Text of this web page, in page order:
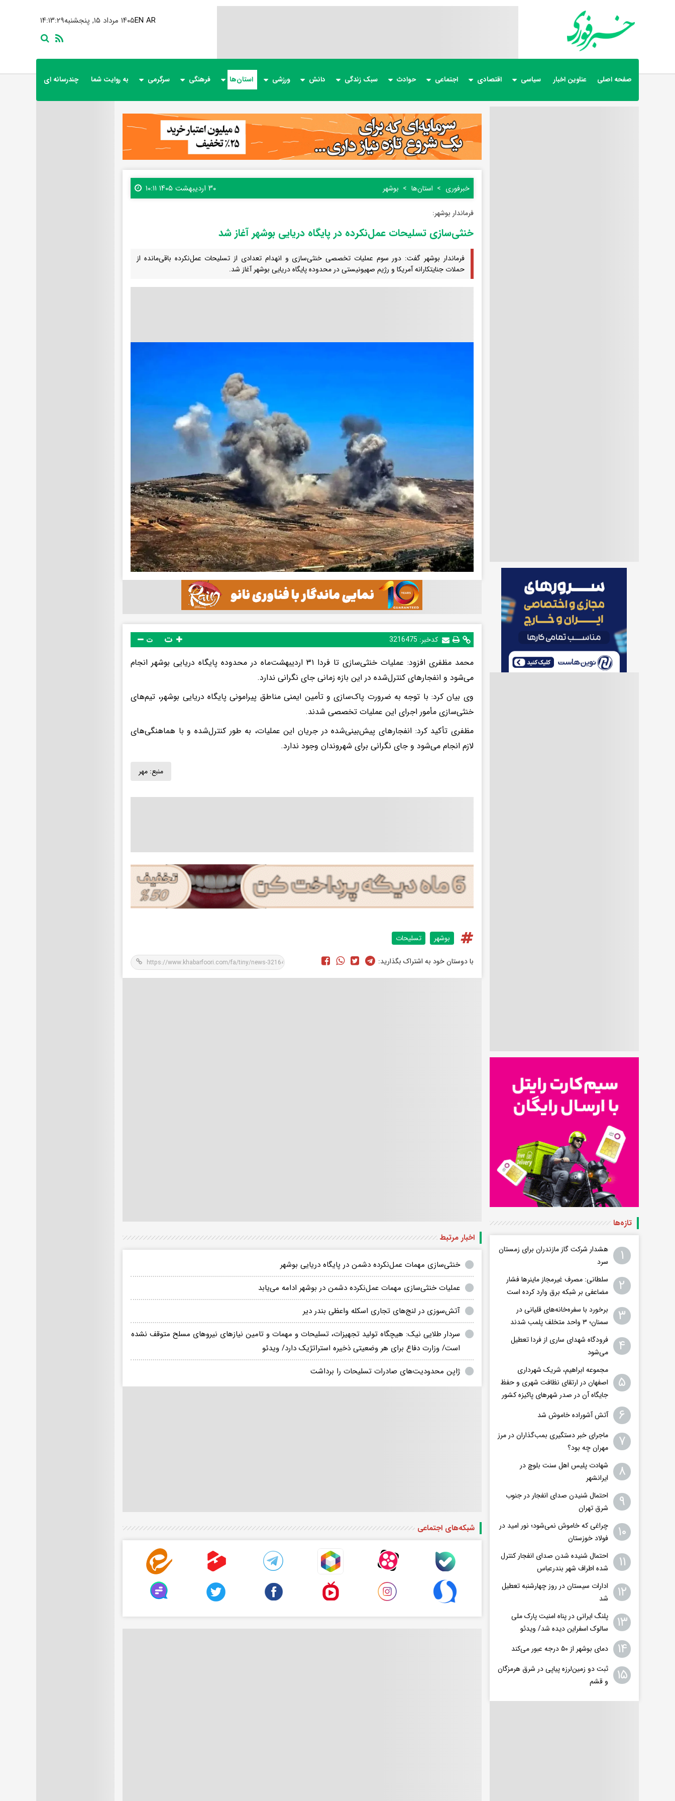
۱۴:۱۳:۳۰ ۱۴۰۵ مرداد ۱۵, پنجشنبهEN AR
صفحه اصلی عناوین اخبار سیاسی اقتصادی اجتماعی حوادث سبک زندگی دانش ورزشی استان‌ها فرهنگی سرگرمی به روایت شما چندرسانه ای
خبرفوری استان‌ها بوشهر ۳۰ اردیبهشت ۱۴۰۵ ۱۰:۱۱
فرماندار بوشهر:
خنثی‌سازی تسلیحات عمل‌نکرده در پایگاه دریایی بوشهر آغاز شد
فرماندار بوشهر گفت: دور سوم عملیات تخصصی خنثی‌سازی و انهدام تعدادی از تسلیحات عمل‌نکرده باقی‌مانده از
حملات جنایتکارانه آمریکا و رژیم صهیونیستی در محدوده پایگاه دریایی بوشهر آغاز شد.
کدخبر: 3216475 ت
محمد مظفری افزود: عملیات خنثی‌سازی تا فردا ۳۱ اردیبهشت‌ماه در محدوده پایگاه دریایی بوشهر انجام
می‌شود و انفجارهای کنترل‌شده در این بازه زمانی جای نگرانی ندارد.
وی بیان کرد: با توجه به ضرورت پاک‌سازی و تأمین ایمنی مناطق پیرامونی پایگاه دریایی بوشهر، تیم‌های
خنثی‌سازی مأمور اجرای این عملیات تخصصی شدند.
مظفری تأکید کرد: انفجارهای پیش‌بینی‌شده در جریان این عملیات، به طور کنترل‌شده و با هماهنگی‌های
لازم انجام می‌شود و جای نگرانی برای شهروندان وجود ندارد.
منبع: مهر
بوشهر تسلیحات
با دوستان خود به اشتراک بگذارید:
اخبار مرتبط
خنثی‌سازی مهمات عمل‌نکرده دشمن در پایگاه دریایی بوشهر
عملیات خنثی‌سازی مهمات عمل‌نکرده دشمن در بوشهر ادامه می‌یابد
آتش‌سوزی در لنج‌های تجاری اسکله واعظی بندر دیر
سردار طلایی نیک: هیچگاه تولید تجهیزات، تسلیحات و مهمات و تامین نیاز‌های نیرو‌های مسلح متوقف نشده
است/ وزارت دفاع برای هر وضعیتی ذخیره استراتژیک دارد/ ویدئو
ژاپن محدودیت‌های صادرات تسلیحات را برداشت
شبکه‌های اجتماعی
تازه‌ها
۱
هشدار شرکت گاز مازندران برای زمستان
سرد
۲
سلطانی: مصرف غیرمجاز ماینرها فشار
مضاعفی بر شبکه برق وارد کرده است
۳
برخورد با سفره‌خانه‌های قلیانی در
سمنان؛ ۳ واحد متخلف پلمب شدند
۴
فرودگاه ‌شهدای ساری از فردا تعطیل
می‌شود
۵
مجموعه ابراهیم، شریک شهرداری
اصفهان در ارتقای نظافت شهری و حفظ
جایگاه آن در صدر شهرهای پاکیزه کشور
۶ آتش آشوراده خاموش شد
۷
ماجرای خبر دستگیری بمب‌گذاران در مرز
مهران چه بود؟
۸
شهادت پلیس اهل سنت بلوچ در
ایرانشهر
۹
احتمال شنیدن صدای انفجار در جنوب
شرق تهران
۱۰
چراغی که خاموش نمی‌شود؛ نور امید در
فولاد خوزستان
۱۱
احتمال شنیده شدن صدای انفجار کنترل
شده اطراف شهر بندرعباس
۱۲
ادارات سیستان در روز چهارشنبه تعطیل
شد
۱۳
پلنگ ایرانی در پناه امنیت پارک ملی
سالوک اسفراین دیده شد/ ویدئو
۱۴ دمای بوشهر از ۵۰ درجه عبور می‌کند
۱۵
ثبت دو زمین‌لرزه پیاپی در شرق هرمزگان
و قشم